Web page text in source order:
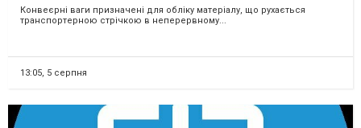
Конвеєрні ваги призначені для обліку матеріалу, що рухається
транспортерною стрічкою в неперервному...
13:05, 5 серпня